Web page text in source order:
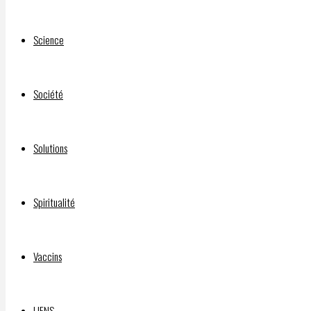
Science
Société
Solutions
Spiritualité
Vaccins